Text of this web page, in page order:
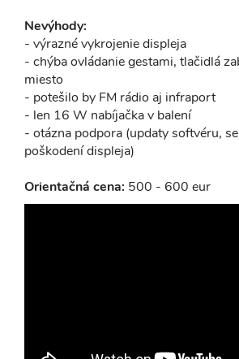
Nevýhody:
- výrazné vykrojenie displeja
- chýba ovládanie gestami, tlačidlá
miesto
- potešilo by FM rádio aj infraport
- len 16 W nabíjačka v balení
- otázna podpora (updaty softvéru,
poškodení displeja)
Orientačná cena: 500 - 600 eur